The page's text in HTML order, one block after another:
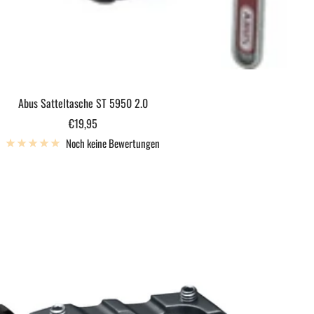
Abus Satteltasche ST 5950 2.0
Angebotspreis
€19,95
Noch keine Bewertungen